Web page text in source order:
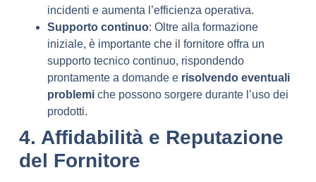
incidenti e aumenta l’efficienza operativa.
Supporto continuo: Oltre alla formazione
iniziale, è importante che il fornitore offra un
supporto tecnico continuo, rispondendo
prontamente a domande e risolvendo eventuali
problemiche possono sorgere durante l’uso dei
prodotti.
4. Affidabilità e Reputazione
del Fornitore